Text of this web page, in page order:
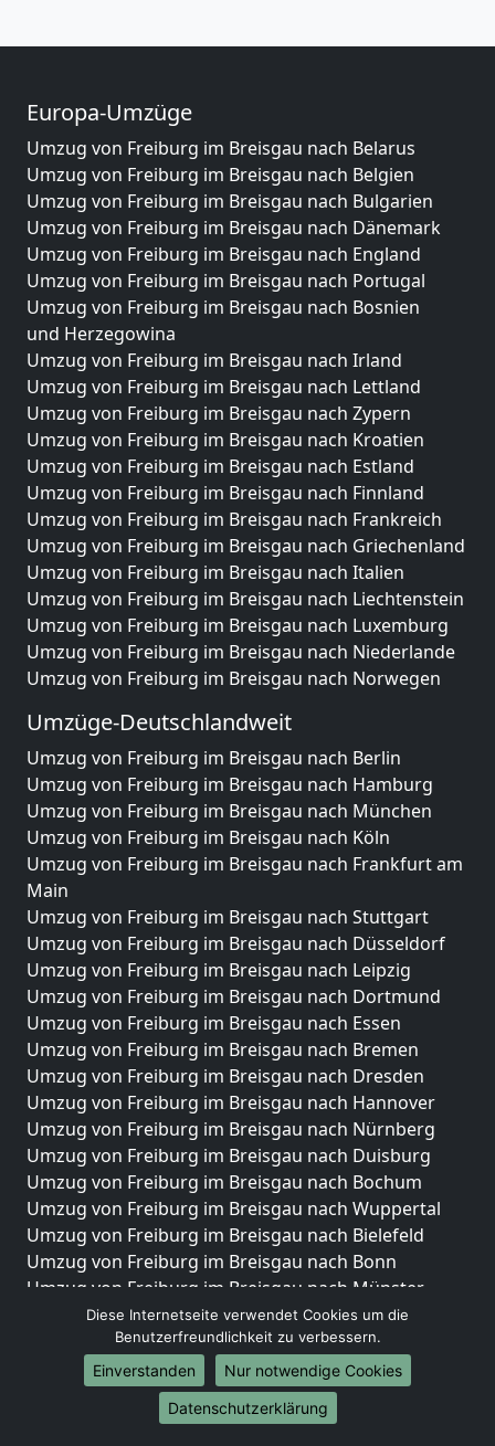
Europa-Umzüge
Umzug von Freiburg im Breisgau nach Belarus
Umzug von Freiburg im Breisgau nach Belgien
Umzug von Freiburg im Breisgau nach Bulgarien
Umzug von Freiburg im Breisgau nach Dänemark
Umzug von Freiburg im Breisgau nach England
Umzug von Freiburg im Breisgau nach Portugal
Umzug von Freiburg im Breisgau nach Bosnien
und Herzegowina
Umzug von Freiburg im Breisgau nach Irland
Umzug von Freiburg im Breisgau nach Lettland
Umzug von Freiburg im Breisgau nach Zypern
Umzug von Freiburg im Breisgau nach Kroatien
Umzug von Freiburg im Breisgau nach Estland
Umzug von Freiburg im Breisgau nach Finnland
Umzug von Freiburg im Breisgau nach Frankreich
Umzug von Freiburg im Breisgau nach Griechenland
Umzug von Freiburg im Breisgau nach Italien
Umzug von Freiburg im Breisgau nach Liechtenstein
Umzug von Freiburg im Breisgau nach Luxemburg
Umzug von Freiburg im Breisgau nach Niederlande
Umzug von Freiburg im Breisgau nach Norwegen
Umzüge-Deutschlandweit
Umzug von Freiburg im Breisgau nach Berlin
Umzug von Freiburg im Breisgau nach Hamburg
Umzug von Freiburg im Breisgau nach München
Umzug von Freiburg im Breisgau nach Köln
Umzug von Freiburg im Breisgau nach Frankfurt am
Main
Umzug von Freiburg im Breisgau nach Stuttgart
Umzug von Freiburg im Breisgau nach Düsseldorf
Umzug von Freiburg im Breisgau nach Leipzig
Umzug von Freiburg im Breisgau nach Dortmund
Umzug von Freiburg im Breisgau nach Essen
Umzug von Freiburg im Breisgau nach Bremen
Umzug von Freiburg im Breisgau nach Dresden
Umzug von Freiburg im Breisgau nach Hannover
Umzug von Freiburg im Breisgau nach Nürnberg
Umzug von Freiburg im Breisgau nach Duisburg
Umzug von Freiburg im Breisgau nach Bochum
Umzug von Freiburg im Breisgau nach Wuppertal
Umzug von Freiburg im Breisgau nach Bielefeld
Umzug von Freiburg im Breisgau nach Bonn
Umzug von Freiburg im Breisgau nach Münster
Internationale-Umzüge
Umzug von Freiburg im Breisgau nach Brasilien
Umzug von Freiburg im Breisgau nach Brunei
Diese Internetseite verwendet Cookies um die
Benutzerfreundlichkeit zu verbessern.
Einverstanden
Nur notwendige Cookies
Datenschutzerklärung